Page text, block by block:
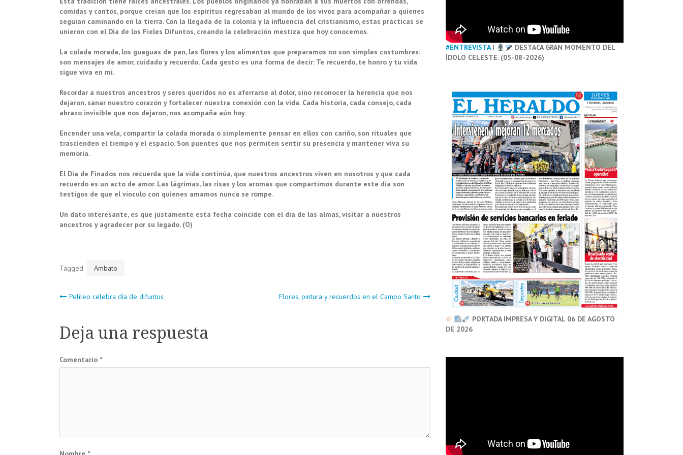
comidas y cantos, porque creían que los espíritus regresaban al mundo de los vivos para acompañar a quienes
seguían caminando en la tierra. Con la llegada de la colonia y la influencia del cristianismo, estas prácticas se
unieron con el Día de los Fieles Difuntos, creando la celebración mestiza que hoy conocemos.
La colada morada, los guaguas de pan, las flores y los alimentos que preparamos no son simples costumbres:
son mensajes de amor, cuidado y recuerdo. Cada gesto es una forma de decir: Te recuerdo, te honro y tu vida
sigue viva en mí.
Recordar a nuestros ancestros y seres queridos no es aferrarse al dolor, sino reconocer la herencia que nos
dejaron, sanar nuestro corazón y fortalecer nuestra conexión con la vida. Cada historia, cada consejo, cada
abrazo invisible que nos dejaron, nos acompaña aún hoy.
Encender una vela, compartir la colada morada o simplemente pensar en ellos con cariño, son rituales que
trascienden el tiempo y el espacio. Son puentes que nos permiten sentir su presencia y mantener viva su
memoria.
El Día de Finados nos recuerda que la vida continúa, que nuestros ancestros viven en nosotros y que cada
recuerdo es un acto de amor. Las lágrimas, las risas y los aromas que compartimos durante este día son
testigos de que el vínculo con quienes amamos nunca se rompe.
Un dato interesante, es que justamente esta fecha coincide con el día de las almas, visitar a nuestros
ancestros y agradecer por su legado. (O)
Tagged Ambato
Navegación
de
entradas
Pelileo celebra día de difuntos Flores, pintura y recuerdos en el Campo Santo
Deja una respuesta
Comentario *
#ENTREVISTA|
DESTACA GRAN MOMENTO DEL
ÍDOLO CELESTE. (05-08-2026)
PORTADA IMPRESA Y DIGITAL 06 DE AGOSTO
DE 2026